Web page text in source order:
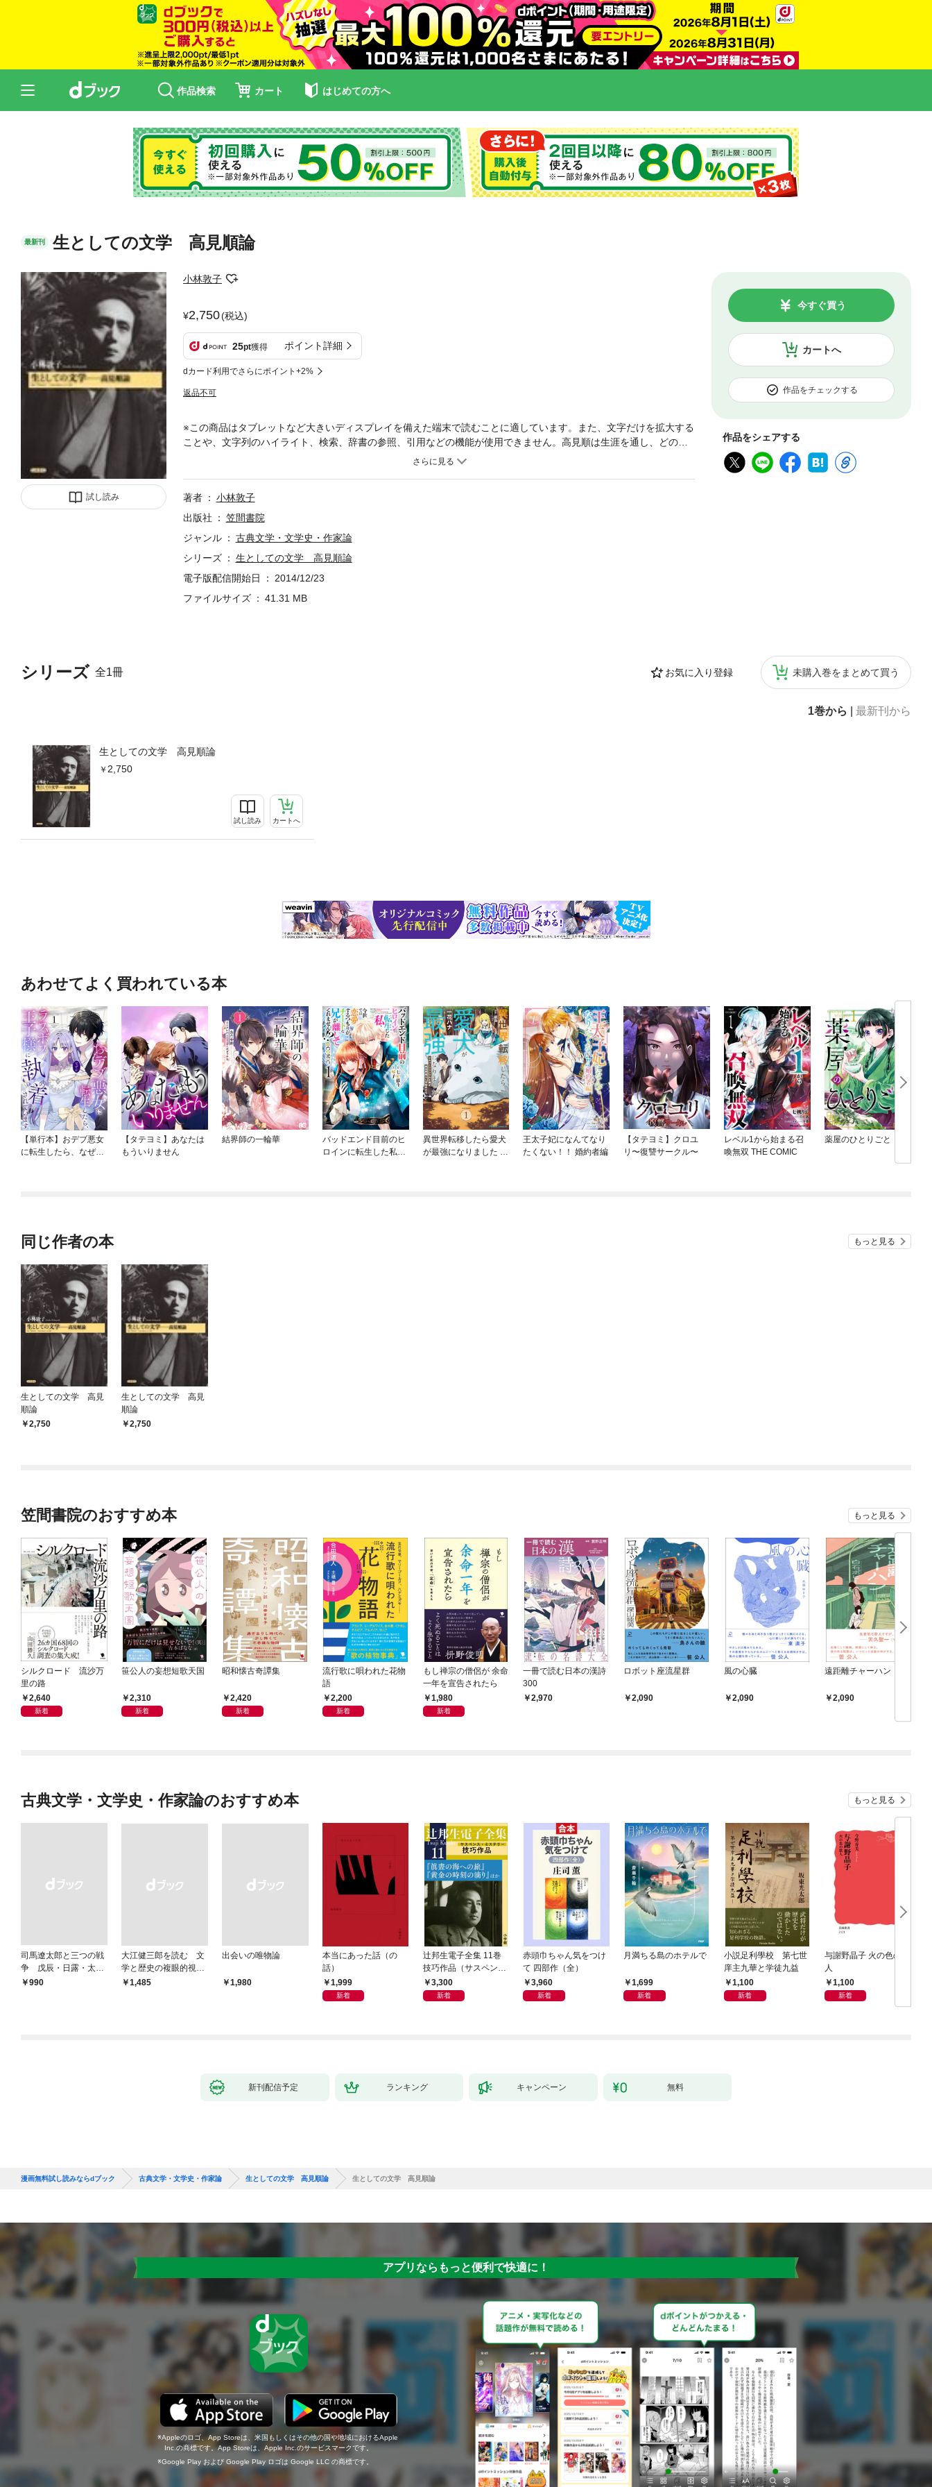
作品検索 カート はじめての方へ
最新刊 生としての文学 高見順論
試し読み
小林敦子
2,750(税込)
25pt獲得 ポイント詳細
dカード利用でさらにポイント+2%
返品不可
カートへ
今すぐ買う
作品をチェックする
作品をシェアする
シリーズ 全1冊 お気に入り登録 未購入巻をまとめて買う
1巻から 最新刊から
生としての文学 高見順論
2,750
試し読み カートへ
※この商品はタブレットなど大きいディスプレイを備えた端末で読むことに適しています。また、文字だけを拡大する
ことや、文字列のハイライト、検索、辞書の参照、引用などの機能が使用できません。高見順は生涯を通し、どのよ
うに文学を考え、その理論を深化させていったのだろうか。生涯と作品、思想を追うことで、高見順にとっての「文
著者
小林敦子
出版社
笠間書院
ジャンル
古典文学・文学史・作家論
シリーズ
生としての文学 高見順論
電子版配信開始日
2014/12/23
ファイルサイズ
41.31 MB
あわせてよく買われている本
【単行本】おデブ悪女
に転生したら、なぜか
【タテヨミ】あなたは
もういりません
結界師の一輪華
バッドエンド目前のヒ
ロインに転生した私、
異世界転移したら愛犬
が最強になりました ～
王太子妃になんてなり
たくない！！ 婚約者編
【タテヨミ】クロユ
リ〜復讐サークル〜
レベル1から始まる召
喚無双 THE COMIC
薬屋のひとりごと
同じ作者の本 もっと見る
生としての文学 高見
順論
2,750
生としての文学 高見
順論
2,750
笠間書院のおすすめ本 もっと見る
シルクロード 流沙万
里の路
2,640
新着
笹公人の妄想短歌天国
2,310
新着
昭和懐古奇譚集
2,420
新着
流行歌に唄われた花物
語
2,200
新着
もし禅宗の僧侶が 余命
一年を宣告されたら
1,980
新着
一冊で読む日本の漢詩
300
2,970
ロボット座流星群
2,090
風の心臓
2,090
遠距離チャーハン
2,090
古典文学・文学史・作家論のおすすめ本 もっと見る
司馬遼太郎と三つの戦
争 戊辰・日露・太平
洋
￥990
大江健三郎を読む 文
学と歴史の複眼的視点
から
￥1,485
出会いの唯物論
￥1,980
本当にあった話（の
話）
1,999
新着
辻邦生電子全集 11巻
技巧作品（サスペン
ス・ミステリー） 『眞
晝の海への旅』『黄金
3,300
新着
赤頭巾ちゃん気をつけ
て 四部作（全）
3,960
新着
月満ちる島のホテルで
1,699
新着
小説足利學校 第七世
庠主九華と学徒九益
1,100
新着
与謝野晶子 火の色の歌
人
1,100
新着
新刊配信予定 ランキング キャンペーン 無料
漫画無料試し読みならdブック 古典文学・文学史・作家論 生としての文学 高見順論 生としての文学 高見順論
アプリならもっと便利で快適に！
Appleのロゴ、App Storeは、米国もしくはその他の国や地域におけるApple
Inc.の商標です。App Storeは、Apple Inc.のサービスマークです。
Google Play および Google Play ロゴは Google LLC の商標です。